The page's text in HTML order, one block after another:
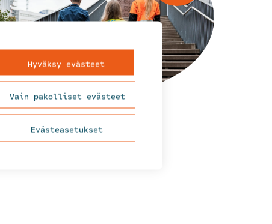
Hyväksy evästeet
Vain pakolliset evästeet
Evästeasetukset